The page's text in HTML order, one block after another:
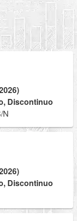
Discontinuo
N
Discontinuo